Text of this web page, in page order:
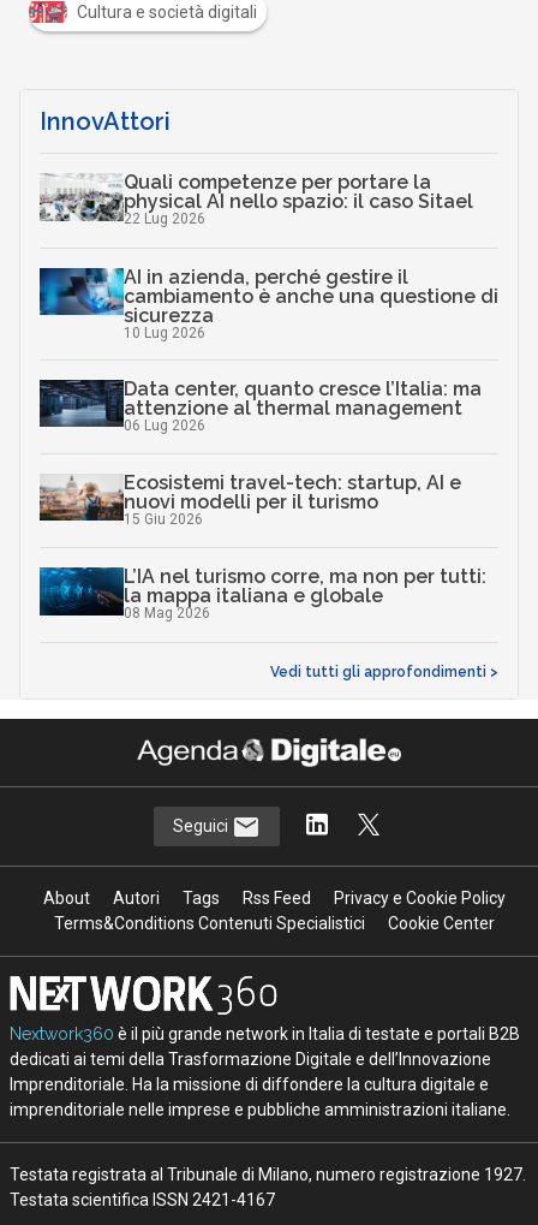
Cultura e società digitali
InnovAttori
Quali competenze per portare la
physical AI nello spazio: il caso Sitael
22 Lug 2026
AI in azienda, perché gestire il
cambiamento è anche una questione di
sicurezza
10 Lug 2026
Data center, quanto cresce l’Italia: ma
attenzione al thermal management
06 Lug 2026
Ecosistemi travel-tech: startup, AI e
nuovi modelli per il turismo
15 Giu 2026
L’IA nel turismo corre, ma non per tutti:
la mappa italiana e globale
08 Mag 2026
Vedi tutti gli approfondimenti >
Seguici
About Autori Tags Rss Feed
Privacy e Cookie Policy
Terms&Conditions Contenuti Specialistici
Cookie Center
Nextwork360 è il più grande network in Italia di testate e portali B2B
dedicati ai temi della Trasformazione Digitale e dell’Innovazione
Imprenditoriale. Ha la missione di diffondere la cultura digitale e
imprenditoriale nelle imprese e pubbliche amministrazioni italiane.
Testata registrata al Tribunale di Milano, numero registrazione 1927.
Testata scientifica ISSN 2421-4167